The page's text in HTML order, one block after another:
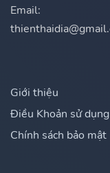
Email:
Giới thiệu
Điều Khoản sử dụng
Chính sách bảo mật